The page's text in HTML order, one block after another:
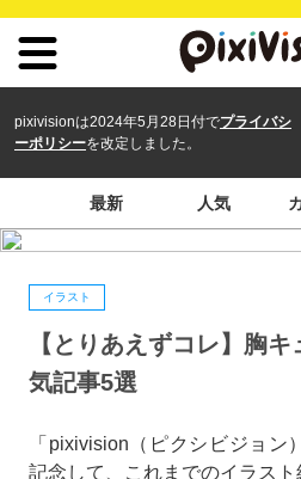
pixivisionは2024年5月28日付でプライバシ
ーポリシーを改定しました。
最新 人気
イラスト
【とりあえずコレ】胸
気記事5選
「pixivision（ピクシビジョン
記念して、これまでのイラス